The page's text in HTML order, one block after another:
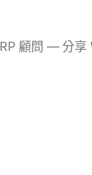
顧問 — 分享